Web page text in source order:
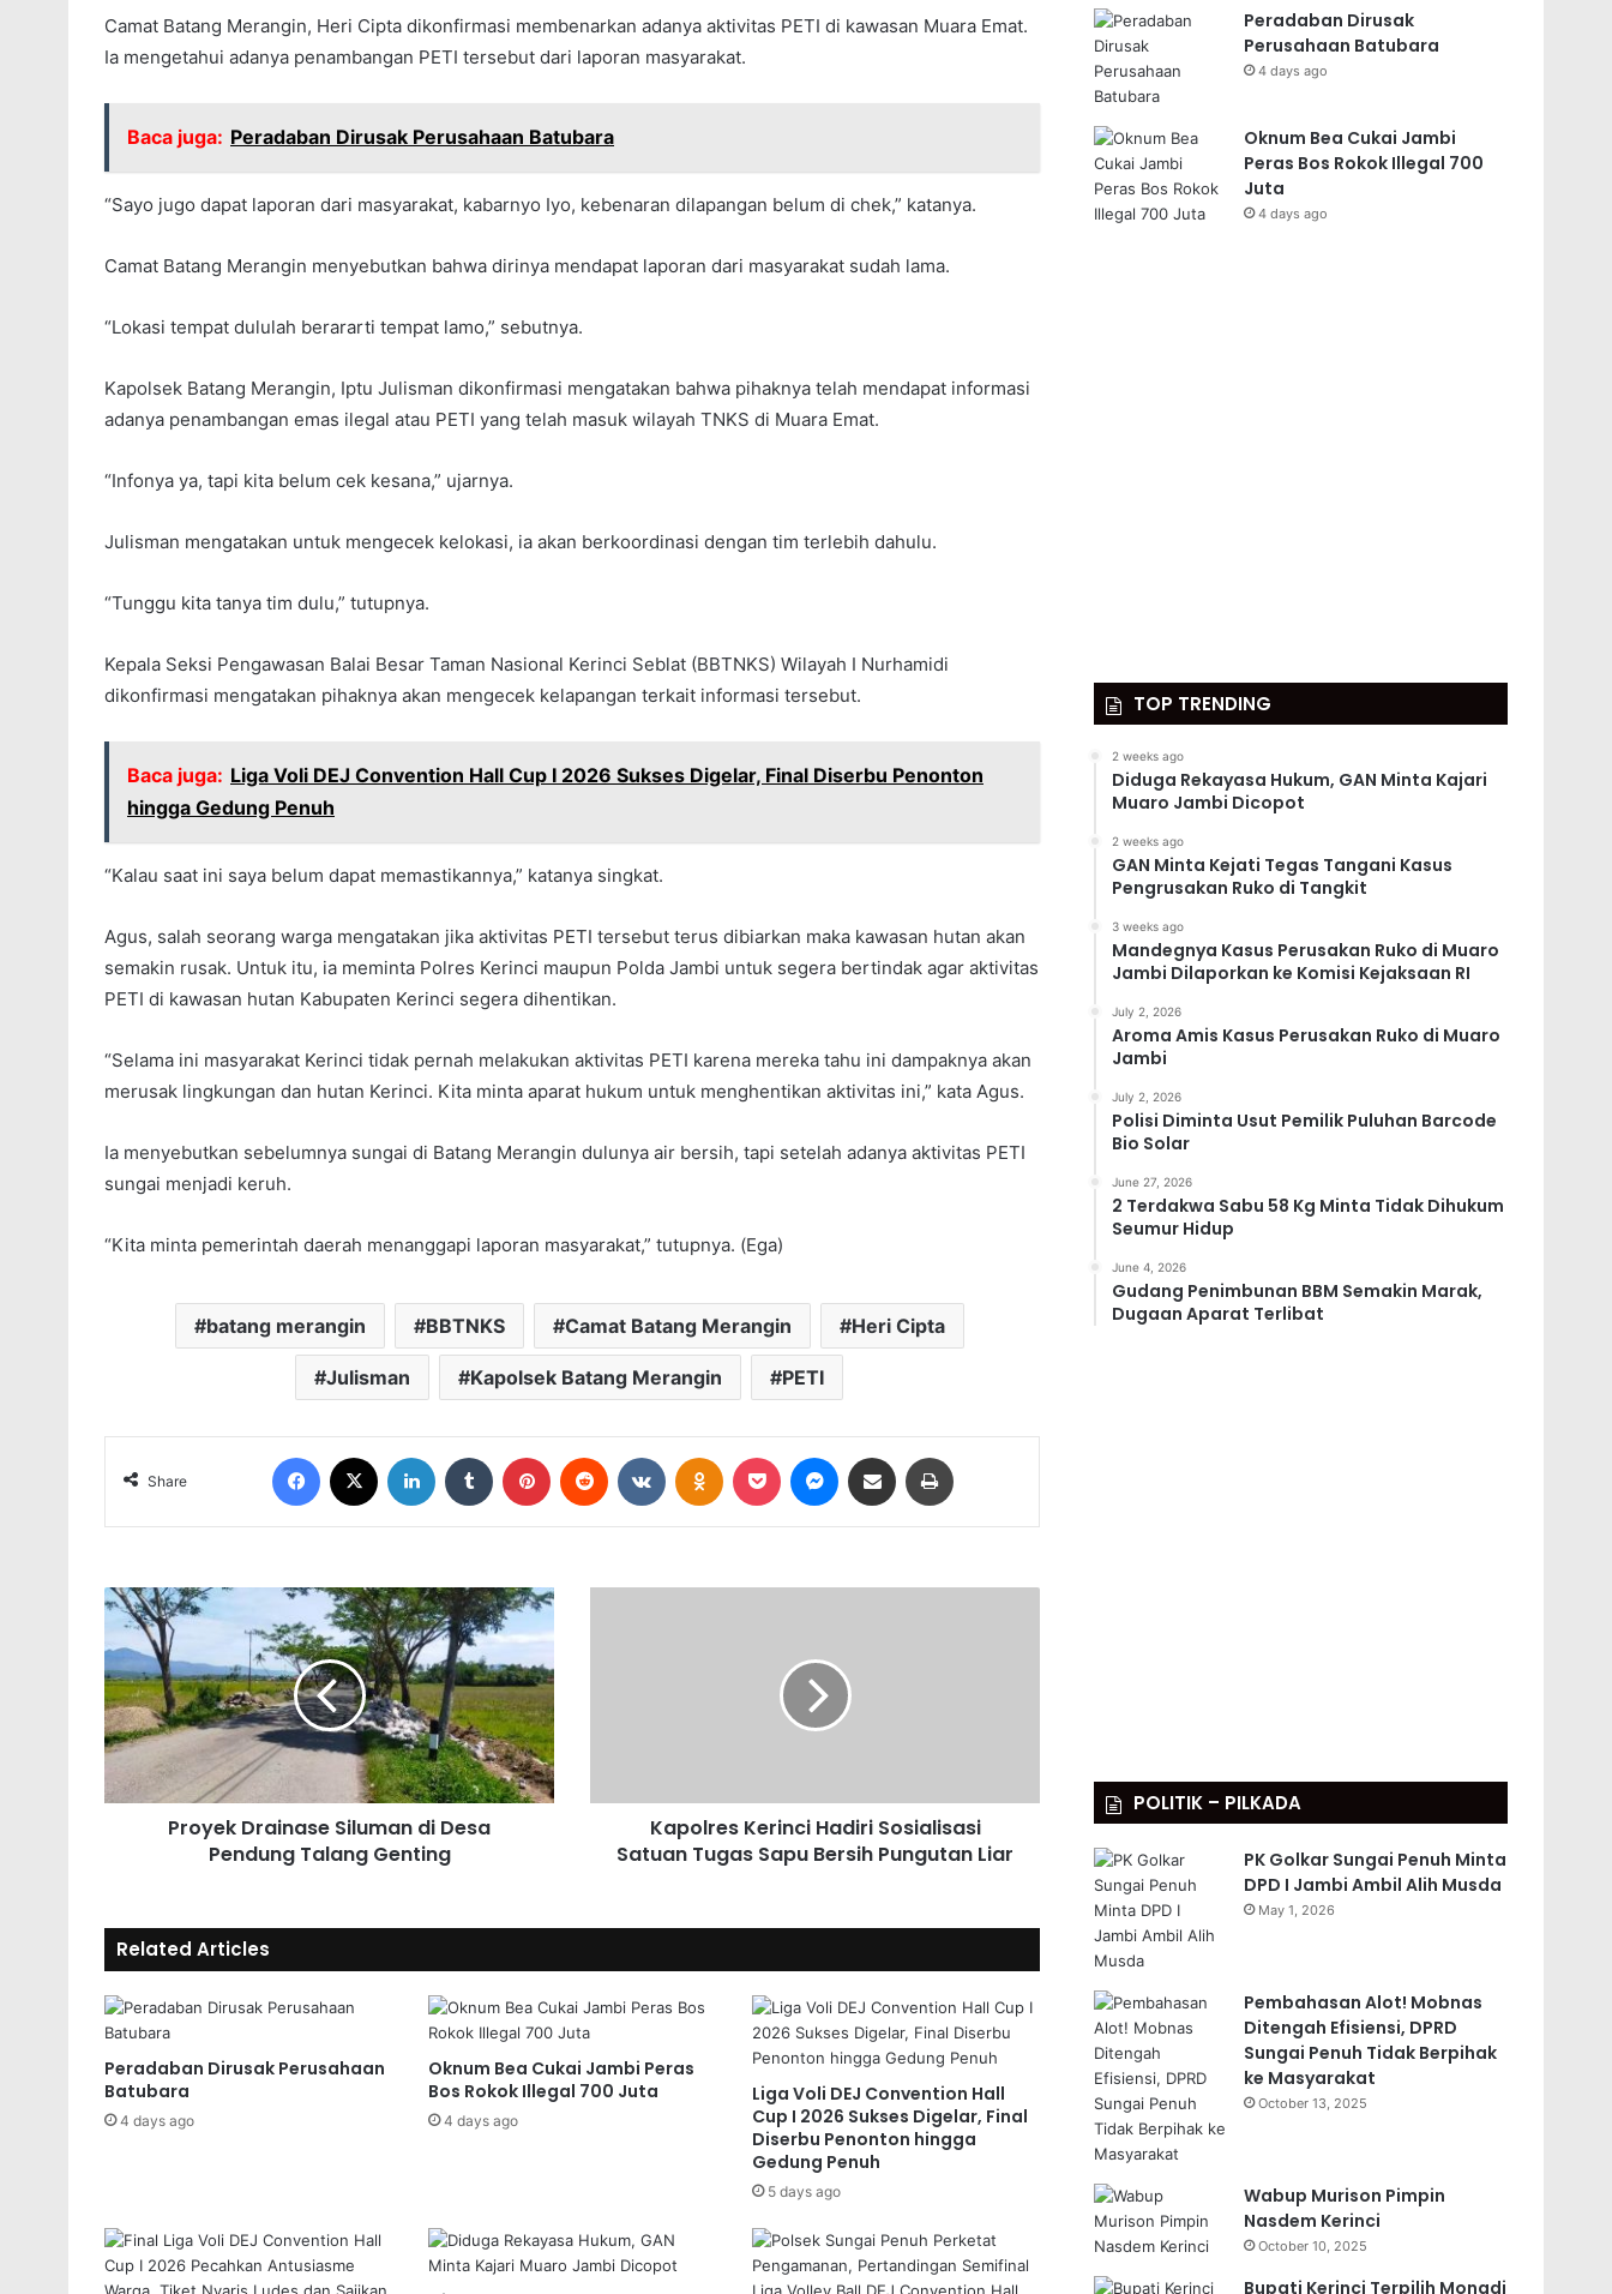
Camat Batang Merangin, Heri Cipta dikonfirmasi membenarkan adanya aktivitas PETI di kawasan Muara Emat.
Ia mengetahui adanya penambangan PETI tersebut dari laporan masyarakat.
Baca juga: Peradaban Dirusak Perusahaan Batubara
“Sayo jugo dapat laporan dari masyarakat, kabarnyo Iyo, kebenaran dilapangan belum di chek,” katanya.
Camat Batang Merangin menyebutkan bahwa dirinya mendapat laporan dari masyarakat sudah lama.
“Lokasi tempat dululah berararti tempat lamo,” sebutnya.
Kapolsek Batang Merangin, Iptu Julisman dikonfirmasi mengatakan bahwa pihaknya telah mendapat informasi
adanya penambangan emas ilegal atau PETI yang telah masuk wilayah TNKS di Muara Emat.
“Infonya ya, tapi kita belum cek kesana,” ujarnya.
Julisman mengatakan untuk mengecek kelokasi, ia akan berkoordinasi dengan tim terlebih dahulu.
“Tunggu kita tanya tim dulu,” tutupnya.
Kepala Seksi Pengawasan Balai Besar Taman Nasional Kerinci Seblat (BBTNKS) Wilayah I Nurhamidi
dikonfirmasi mengatakan pihaknya akan mengecek kelapangan terkait informasi tersebut.
Baca juga: Liga Voli DEJ Convention Hall Cup I 2026 Sukses Digelar, Final Diserbu Penonton
hingga Gedung Penuh
“Kalau saat ini saya belum dapat memastikannya,” katanya singkat.
Agus, salah seorang warga mengatakan jika aktivitas PETI tersebut terus dibiarkan maka kawasan hutan akan
semakin rusak. Untuk itu, ia meminta Polres Kerinci maupun Polda Jambi untuk segera bertindak agar aktivitas
PETI di kawasan hutan Kabupaten Kerinci segera dihentikan.
“Selama ini masyarakat Kerinci tidak pernah melakukan aktivitas PETI karena mereka tahu ini dampaknya akan
merusak lingkungan dan hutan Kerinci. Kita minta aparat hukum untuk menghentikan aktivitas ini,” kata Agus.
Ia menyebutkan sebelumnya sungai di Batang Merangin dulunya air bersih, tapi setelah adanya aktivitas PETI
sungai menjadi keruh.
“Kita minta pemerintah daerah menanggapi laporan masyarakat,” tutupnya. (Ega)
batang merangin BBTNKS Camat Batang Merangin Heri Cipta
Julisman Kapolsek Batang Merangin PETI
Share
Proyek Drainase Siluman di Desa
Pendung Talang Genting
Kapolres Kerinci Hadiri Sosialisasi
Satuan Tugas Sapu Bersih Pungutan Liar
Related Articles
Peradaban Dirusak Perusahaan
Batubara
4 days ago
Oknum Bea Cukai Jambi Peras
Bos Rokok Illegal 700 Juta
4 days ago
Liga Voli DEJ Convention Hall
Cup I 2026 Sukses Digelar, Final
Diserbu Penonton hingga
Gedung Penuh
5 days ago
Peradaban Dirusak
Perusahaan Batubara
4 days ago
Oknum Bea Cukai Jambi
Peras Bos Rokok Illegal 700
Juta
4 days ago
TOP TRENDING
2 weeks ago
Diduga Rekayasa Hukum, GAN Minta Kajari
Muaro Jambi Dicopot
2 weeks ago
GAN Minta Kejati Tegas Tangani Kasus
Pengrusakan Ruko di Tangkit
3 weeks ago
Mandegnya Kasus Perusakan Ruko di Muaro
Jambi Dilaporkan ke Komisi Kejaksaan RI
July 2, 2026
Aroma Amis Kasus Perusakan Ruko di Muaro
Jambi
July 2, 2026
Polisi Diminta Usut Pemilik Puluhan Barcode
Bio Solar
June 27, 2026
2 Terdakwa Sabu 58 Kg Minta Tidak Dihukum
Seumur Hidup
June 4, 2026
Gudang Penimbunan BBM Semakin Marak,
Dugaan Aparat Terlibat
POLITIK – PILKADA
PK Golkar Sungai Penuh Minta
DPD I Jambi Ambil Alih Musda
May 1, 2026
Pembahasan Alot! Mobnas
Ditengah Efisiensi, DPRD
Sungai Penuh Tidak Berpihak
ke Masyarakat
October 13, 2025
Wabup Murison Pimpin
Nasdem Kerinci
October 10, 2025
Bupati Kerinci Terpilih Monadi